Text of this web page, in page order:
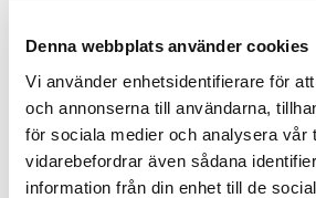
Denna webbplats använder cookies
Vi använder enhetsidentifierare för
och annonserna till användarna,
för sociala medier och analysera vår
vidarebefordrar även sådana
information från din enhet till de